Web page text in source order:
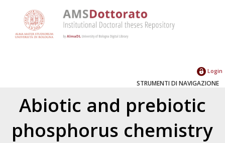
Login
STRUMENTI DI NAVIGAZIONE
Abiotic and prebiotic
phosphorus chemistry